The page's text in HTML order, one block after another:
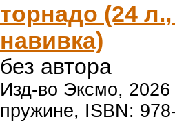
торнадо (24
навивка)
без автора
Изд-во Эксмо, 2026
пружине, ISBN: